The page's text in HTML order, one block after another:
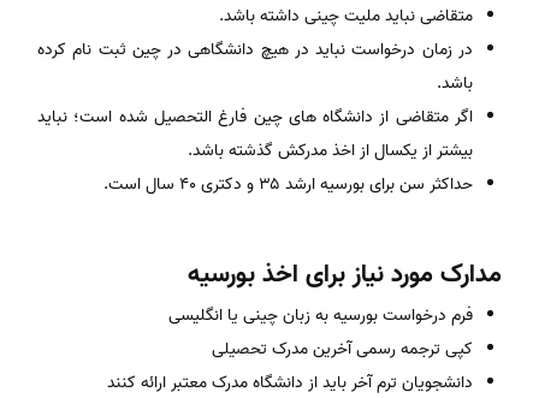
متقاضی نباید ملیت چینی داشته باشد.
در زمان درخواست نباید در هیچ دانشگاهی در چین ثبت نام کرده
باشد.
اگر متقاضی از دانشگاه های چین فارغ التحصیل شده است؛ نباید
بیشتر از یکسال از اخذ مدرکش گذشته باشد.
حداکثر سن برای بورسیه ارشد ۳۵ و دکتری ۴۰ سال است.
مدارک مورد نیاز برای اخذ بورسیه
فرم درخواست بورسیه به زبان چینی یا انگلیسی
کپی ترجمه رسمی آخرین مدرک تحصیلی
دانشجویان ترم آخر باید از دانشگاه مدرک معتبر ارائه کنند